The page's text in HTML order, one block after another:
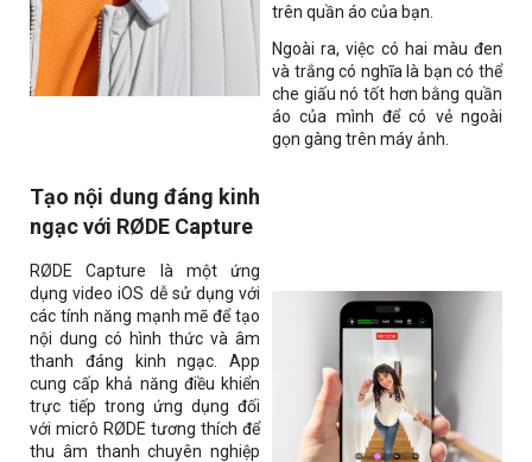
trên quần áo của bạn.
Ngoài ra, việc có hai màu đen
và trắng có nghĩa là bạn có thể
che giấu nó tốt hơn bằng quần
áo của mình để có vẻ ngoài
gọn gàng trên máy ảnh.
Tạo nội dung đáng kinh
ngạc với RØDE Capture
RØDE Capture là một ứng
dụng video iOS dễ sử dụng với
các tính năng mạnh mẽ để tạo
nội dung có hình thức và âm
thanh đáng kinh ngạc. App
cung cấp khả năng điều khiển
trực tiếp trong ứng dụng đối
với micrô RØDE tương thích để
thu âm thanh chuyên nghiệp